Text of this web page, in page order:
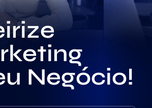
Negócio!